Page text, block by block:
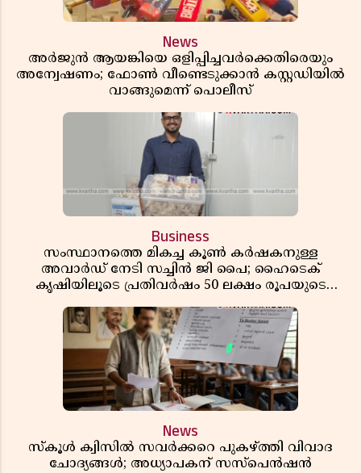
News
അർജുൻ ആയങ്കിയെ ഒളിപ്പിച്ചവർക്കെതിരെയും
അന്വേഷണം; ഫോൺ വീണ്ടെടുക്കാൻ കസ്റ്റഡിയിൽ
വാങ്ങുമെന്ന് പൊലീസ്
Business
സംസ്ഥാനത്തെ മികച്ച കൂൺ കർഷകനുള്ള
അവാർഡ് നേടി സച്ചിൻ ജി പൈ; ഹൈടെക്
കൃഷിയിലൂടെ പ്രതിവർഷം 50 ലക്ഷം രൂപയുടെ
News
സ്കൂൾ ക്വിസിൽ സവർക്കറെ പുകഴ്ത്തി വിവാദ
ചോദ്യങ്ങൾ; അധ്യാപകന് സസ്പെൻഷൻ